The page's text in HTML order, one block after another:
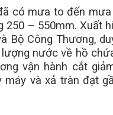
có mưa to đến
– 550mm. Xuất
Bộ Công Thương,
nước về hồ
vận hành cắt
và xả tràn đạt